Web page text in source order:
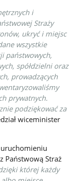
i
Straży
ukryć i miejsc
wszystkie
państwowych,
spółdzielni oraz
prowadzących
prywatnych.
podziękować za
wiceminister
Państwową Straż
której każdy